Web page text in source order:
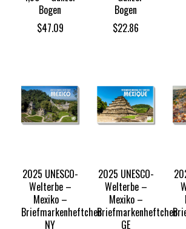
Bogen
$47.09
Bogen
$22.86
2025 UNESCO-
Welterbe –
Mexiko –
Briefmarkenheftchen
NY
2025 UNESCO-
Welterbe –
Mexiko –
Briefmarkenheftchen
GE